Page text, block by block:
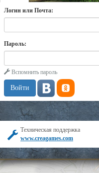
Логин или Почта:
Пароль:
Вспомнить пароль
Техническая поддержка
www.creagames.com